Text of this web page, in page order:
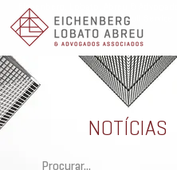
Eichenberg, Lobato, Abreu &
Advocacia Full Service
NOTÍCIAS